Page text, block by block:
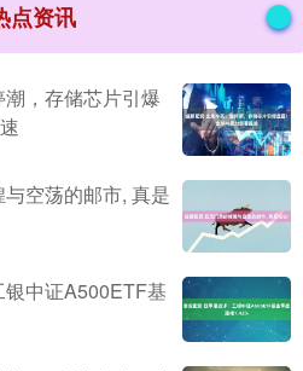
点资讯
，存储芯片引爆
空荡的邮市, 真是
中证A500ETF基